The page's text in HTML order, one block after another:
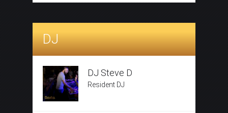
DJ
DJ Steve D
Resident DJ